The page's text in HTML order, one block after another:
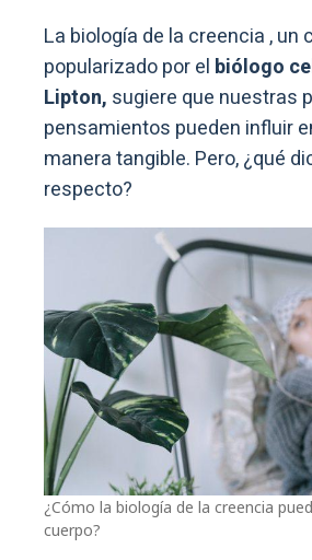
La biología de la creencia , un
popularizado por el biólogo
Lipton, sugiere que nuestras
pensamientos pueden influir
manera tangible. Pero, ¿qué
respecto?
¿Cómo la biología de la creencia
cuerpo?